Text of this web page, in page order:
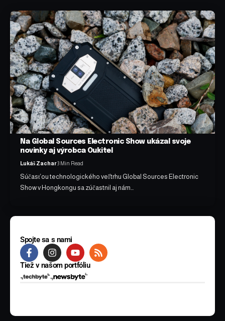
Na Global Sources Electronic Show ukázal svoje
novinky aj výrobca Oukitel
Lukáš Zachar3 Min Read
Súčasťou technologického veľtrhu Global Sources Electronic
Show v Hongkongu sa zúčastnil aj nám…
Spojte sa s nami
Tiež v našom portfóliu